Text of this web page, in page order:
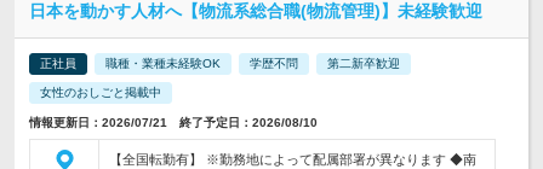
日本を動かす人材へ【物流系総合職(物流管理)】未経験歓迎
正社員 職種・業種未経験OK 学歴不問 第二新卒歓迎
女性のおしごと掲載中
情報更新日：2026/07/21 終了予定日：2026/08/10
【全国転勤有】 ※勤務地によって配属部署が異なります ◆南